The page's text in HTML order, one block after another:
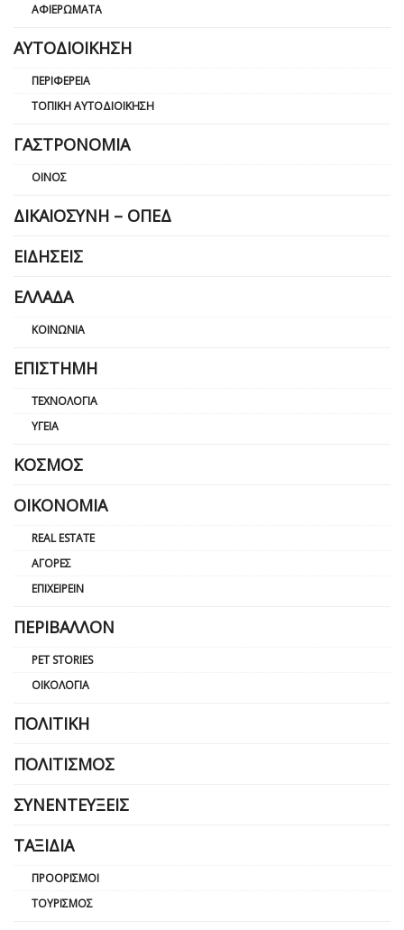
ΑΦΙΕΡΏΜΑΤΑ
ΑΥΤΟΔΙΟΊΚΗΣΗ
ΠΕΡΙΦΈΡΕΙΑ
ΤΟΠΙΚΉ ΑΥΤΟΔΙΟΊΚΗΣΗ
ΓΑΣΤΡΟΝΟΜΊΑ
ΟΊΝΟΣ
ΔΙΚΑΙΟΣΎΝΗ – ΟΠΕΔ
ΕΙΔΉΣΕΙΣ
ΕΛΛΆΔΑ
ΚΟΙΝΩΝΊΑ
ΕΠΙΣΤΉΜΗ
ΤΕΧΝΟΛΟΓΊΑ
ΥΓΕΊΑ
ΚΌΣΜΟΣ
ΟΙΚΟΝΟΜΊΑ
REAL ESTATE
ΑΓΟΡΈΣ
ΕΠΙΧΕΙΡΕΊΝ
ΠΕΡΙΒΆΛΛΟΝ
PET STORIES
ΟΙΚΟΛΟΓΊΑ
ΠΟΛΙΤΙΚΉ
ΠΟΛΙΤΙΣΜΌΣ
ΣΥΝΕΝΤΕΎΞΕΙΣ
ΤΑΞΊΔΙΑ
ΠΡΟΟΡΙΣΜΟΊ
ΤΟΥΡΙΣΜΌΣ